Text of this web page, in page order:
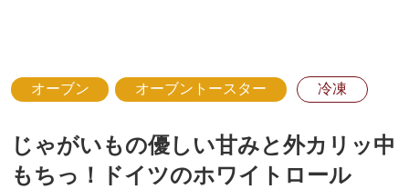
オーブン オーブントースター 冷凍
じゃがいもの優しい甘みと外カリッ中
もちっ！ドイツのホワイトロール